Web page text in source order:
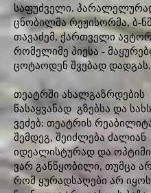
საფუძველი.
ცნობილმა რეჟისორმა, ბ-
თავაძემ, ქართველი
რომელიმე პიესა -
ცოტაოდენ შვებად დადგას.
თეატრში ახალგაზრდების
წასაყვანად გზებსა და
ვეძებ: თეატრის
შემდეგ, შეიძლება ძალიან
იდეალისტურად და
ვარ განწყობილი, თუმცა
რომ ყურადსაღები არ